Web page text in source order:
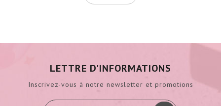
LETTRE D'INFORMATIONS
Inscrivez-vous à notre newsletter et promotions